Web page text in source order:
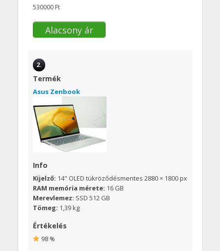
530000 Ft
Alacsony ár
2.
Termék
Asus Zenbook
Info
Kijelző: 14" OLED tükröződésmentes 2880 × 1800 px
RAM memória mérete: 16 GB
Merevlemez: SSD 512 GB
Tömeg: 1,39 kg
Értékelés
98 %